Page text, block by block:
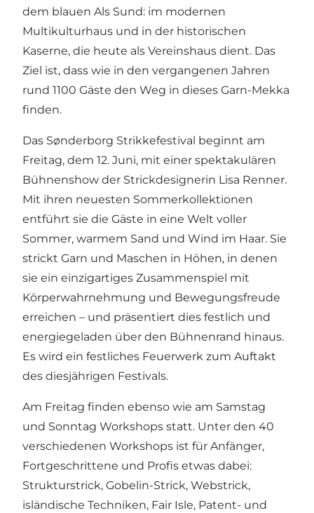
dem blauen Als Sund: im modernen
Multikulturhaus und in der historischen
Kaserne, die heute als Vereinshaus dient. Das
Ziel ist, dass wie in den vergangenen Jahren
rund 1100 Gäste den Weg in dieses Garn-Mekka
finden.
Das Sønderborg Strikkefestival beginnt am
Freitag, dem 12. Juni, mit einer spektakulären
Bühnenshow der Strickdesignerin Lisa Renner.
Mit ihren neuesten Sommerkollektionen
entführt sie die Gäste in eine Welt voller
Sommer, warmem Sand und Wind im Haar. Sie
strickt Garn und Maschen in Höhen, in denen
sie ein einzigartiges Zusammenspiel mit
Körperwahrnehmung und Bewegungsfreude
erreichen – und präsentiert dies festlich und
energiegeladen über den Bühnenrand hinaus.
Es wird ein festliches Feuerwerk zum Auftakt
des diesjährigen Festivals.
Am Freitag finden ebenso wie am Samstag
und Sonntag Workshops statt. Unter den 40
verschiedenen Workshops ist für Anfänger,
Fortgeschrittene und Profis etwas dabei:
Strukturstrick, Gobelin-Strick, Webstrick,
isländische Techniken, Fair Isle, Patent- und